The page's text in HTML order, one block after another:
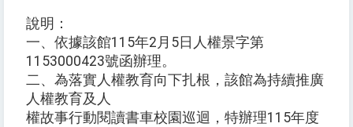
說明：
一、依據該館115年2月5日人權景字第
1153000423號函辦理。
二、為落實人權教育向下扎根，該館為持續推廣
人權教育及人
權故事行動閱讀書車校園巡迴，特辦理115年度